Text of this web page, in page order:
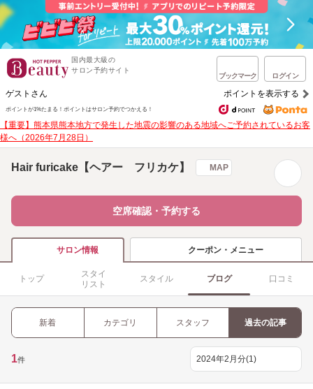
国内最大級の
サロン予約サイト
ブックマーク ログイン
ゲストさん ポイントを表示する
ポイントが1%たまる！ ポイントはサロン予約でつかえる！
【重要】熊本県熊本地方で発生した地震の影響のある地域へご予約されているお客
様へ（2026年7月28日）
Hair furicake【ヘアー フリカケ】 MAP
空席確認・予約する
サロン情報 クーポン・メニュー
トップ
スタイ
リスト
スタイル ブログ 口コミ
新着 カテゴリ スタッフ 過去の記事
1件